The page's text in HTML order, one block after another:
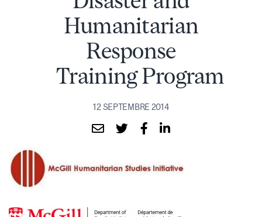
Humanitarian
Response
Training Program
12 SEPTEMBRE 2014